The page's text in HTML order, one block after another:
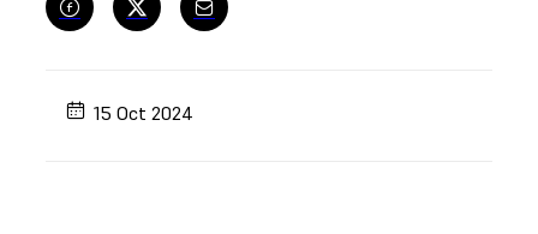
15 Oct 2024